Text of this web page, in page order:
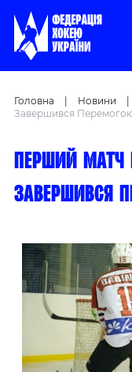
Головна Новини
Завершився
Перший матч
завершився